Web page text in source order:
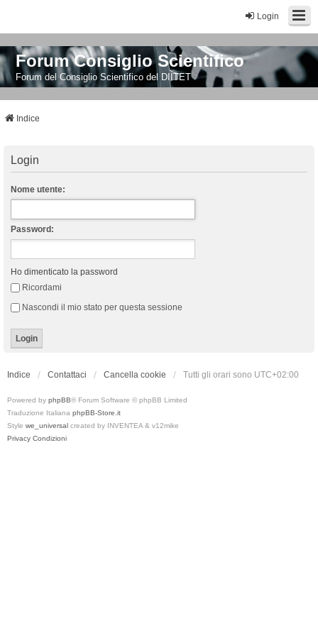
Login
Forum Consiglio Scientifico
Forum del Consiglio Scientifico del DIITET
Indice
Login
Nome utente:
Password:
Ho dimenticato la password
Ricordami
Nascondi il mio stato per questa sessione
Indice Contattaci Cancella cookie Tutti gli orari sono UTC+02:00
Powered by phpBB® Forum Software © phpBB Limited
Traduzione Italiana phpBB-Store.it
Style we_universal created by INVENTEA & v12mike
Privacy Condizioni